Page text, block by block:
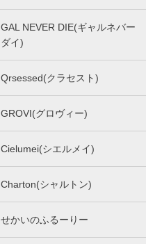
GAL NEVER DIE(ギャルネバー
ダイ)
Qrsessed(クラセスト)
GROVI(グロヴィー)
Cielumei(シエルメイ)
Charton(シャルトン)
せかいのふるーりー